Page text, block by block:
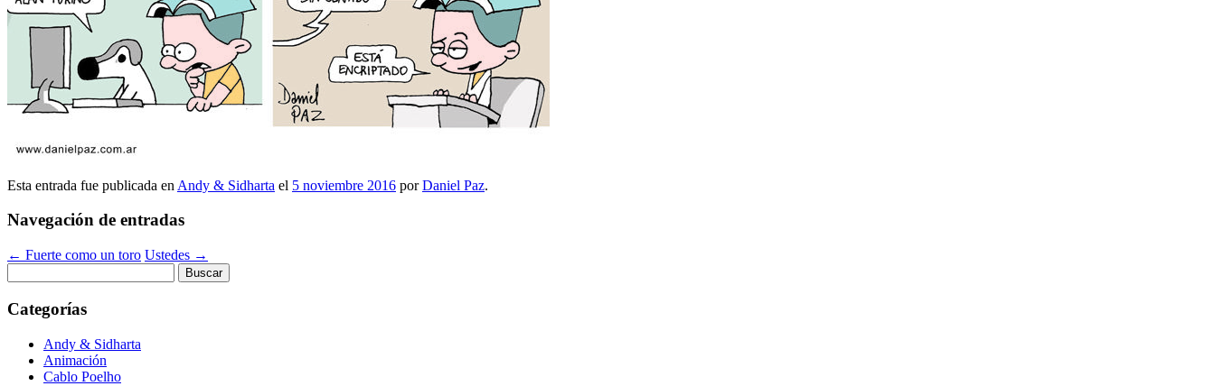
Esta entrada fue publicada en Andy & Sidharta el 5 noviembre 2016 porDaniel Paz.
Navegación de entradas
← Fuerte como un toro Ustedes →
Categorías
Andy & Sidharta
Animación
Cablo Poelho